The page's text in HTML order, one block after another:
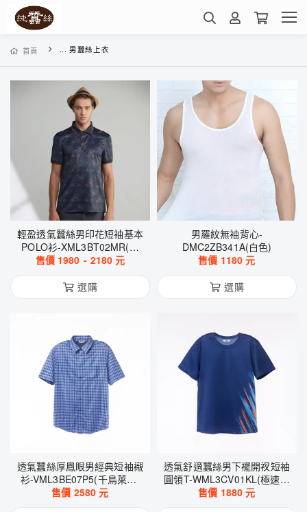
首頁 ... 男蠶絲上衣
輕盈透氣蠶絲男印花短袖基本
POLO衫-XML3BT02MR(雷
達基地)
售價 1980 - 2180 元
選購
男羅紋無袖背心-
DMC2ZB341A(白色)
售價 1180 元
選購
透氣蠶絲厚鳳眼男經典短袖襯
衫-VML3BE07P5(千鳥萊文-
藍)
售價 2580 元
透氣舒適蠶絲男下襬開衩短袖
圓領T-WML3CV01KL(極速幾
何藍)
售價 1880 元